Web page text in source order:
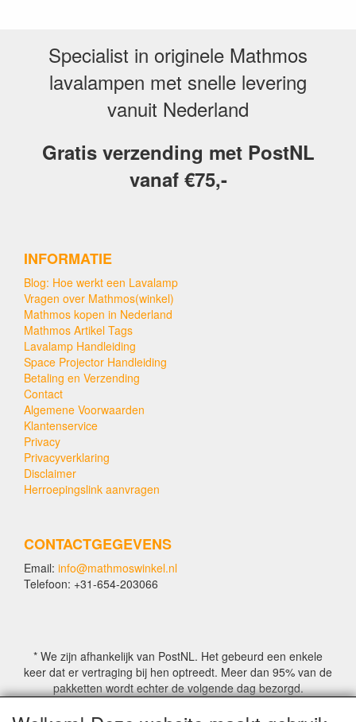
Specialist in originele Mathmos
lavalampen met snelle levering
vanuit Nederland
Gratis verzending met PostNL
vanaf €75,-
INFORMATIE
Blog: Hoe werkt een Lavalamp
Vragen over Mathmos(winkel)
Mathmos kopen in Nederland
Mathmos Artikel Tags
Lavalamp Handleiding
Space Projector Handleiding
Betaling en Verzending
Contact
Algemene Voorwaarden
Klantenservice
Privacy
Privacyverklaring
Disclaimer
Herroepingslink aanvragen
CONTACTGEGEVENS
Email: info@mathmoswinkel.nl
Telefoon: +31-654-203066
* We zijn afhankelijk van PostNL. Het gebeurd een enkele
keer dat er vertraging bij hen optreedt. Meer dan 95% van de
pakketten wordt echter de volgende dag bezorgd.